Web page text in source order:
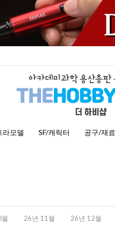
라모델 SF/캐릭터 공구/재료
26년 11월 26년 12월